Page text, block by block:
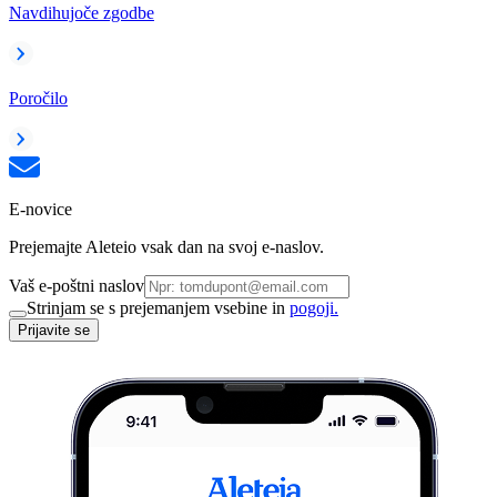
Navdihujoče zgodbe
Poročilo
E-novice
Prejemajte Aleteio vsak dan na svoj e-naslov.
Vaš e-poštni naslov
Strinjam se s prejemanjem vsebine in pogoji.
Prijavite se